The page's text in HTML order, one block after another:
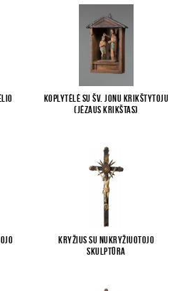
Koplytėlė su Šv. Jonu Krikštytoju
(Jėzaus krikštas)
Kryžius su Nukryžiuotojo
skulptūra